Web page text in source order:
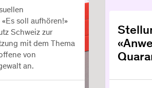
soll aufhören!»
Schweiz zur
mit dem Thema
von
an.